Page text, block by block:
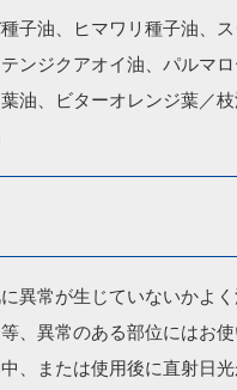
子油、ヒマワリ種子油、
ンジクアオイ油、パルマ
油、ビターオレンジ葉／
に異常が生じていないかよ
、異常のある部位にはお
中、または使用後に直射日